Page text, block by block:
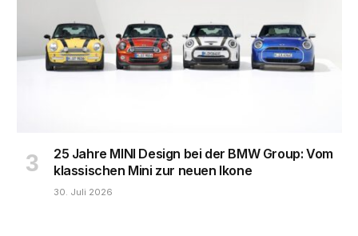
25 Jahre MINI Design bei der BMW Group: Vom
klassischen Mini zur neuen Ikone
30. Juli 2026